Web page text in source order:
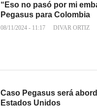
“Eso no pasó por mi
Pegasus para Colombia
08/11/2024 - 11:17 DIVAR ORTIZ
Caso Pegasus será
Estados Unidos